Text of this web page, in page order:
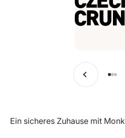
Vorherige
Zu
Ein sicheres Zuhause mit